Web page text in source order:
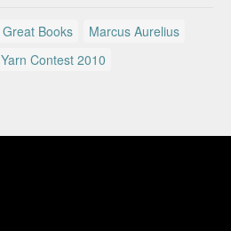
Great Books
Marcus Aurelius
Yarn Contest 2010